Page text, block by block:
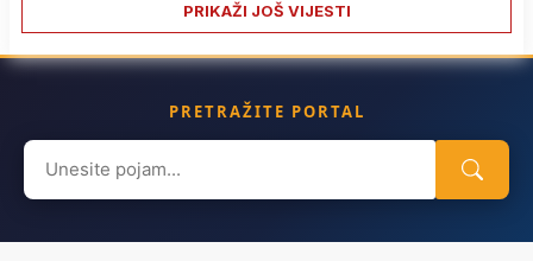
PRIKAŽI JOŠ VIJESTI
PRETRAŽITE PORTAL
Search
for: